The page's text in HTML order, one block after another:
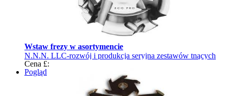
Wstaw frezy w asortymencie
N.N.N. LLC-rozwój i produkcja seryjna zestawów tnących
Cena £:
Pogląd